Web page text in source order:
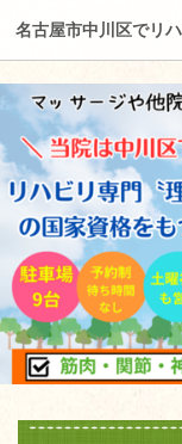
名古屋市中川区でリ